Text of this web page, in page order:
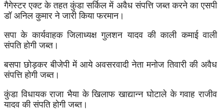
गैगेस्टर एक्ट के तहत कुंडा सर्किल में अवैध संपत्ति जब्त करने का एसपी
डॉ अनिल कुमार ने जारी किया फरमान।
सपा के कार्यवाहक जिलाध्यक्ष गुलशन यादव की काली कमाई वाली
संपति होगी जब्त।
बसपा छोड़कर बीजेपी में आये अवसरवादी नेता मनोज तिवारी की अवैध
संपत्ति होगी जब्त।
कुंडा विधायक राजा भैया के खिलाफ खाद्यान्न घोटाले के गवाह राजीव
यादव की संपति होगी जब्त।